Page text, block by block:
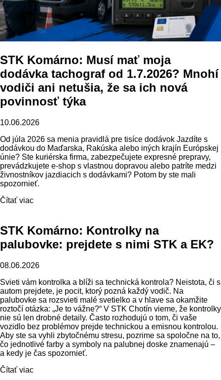
STK Komárno: Musí mať moja
dodávka tachograf od 1.7.2026? Mnohí
vodiči ani netušia, že sa ich nová
povinnosť týka
10.06.2026
Od júla 2026 sa menia pravidlá pre tisíce dodávok Jazdíte s
dodávkou do Maďarska, Rakúska alebo iných krajín Európskej
únie? Ste kuriérska firma, zabezpečujete expresné prepravy,
prevádzkujete e-shop s vlastnou dopravou alebo patríte medzi
živnostníkov jazdiacich s dodávkami? Potom by ste mali
spozornieť.
Čítať viac
STK Komárno: Kontrolky na
palubovke: prejdete s nimi STK a EK?
08.06.2026
Svieti vám kontrolka a blíži sa technická kontrola? Neistota, či s
autom prejdete, je pocit, ktorý pozná každý vodič. Na
palubovke sa rozsvieti malé svetielko a v hlave sa okamžite
roztočí otázka: „Je to vážne?“ V STK Chotín vieme, že kontrolky
nie sú len drobné detaily. Často rozhodujú o tom, či vaše
vozidlo bez problémov prejde technickou a emisnou kontrolou.
Aby ste sa vyhli zbytočnému stresu, pozrime sa spoločne na to,
čo jednotlivé farby a symboly na palubnej doske znamenajú –
a kedy je čas spozornieť.
Čítať viac